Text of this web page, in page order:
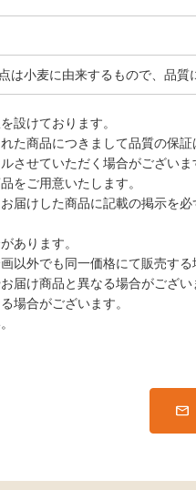
は小麦に由来するもので、品
設けております。
た商品につきまして品質の保証
させていただく場合がございま
をご用意いたします。
届けした商品に記載の掲示を必
あります。
以外でも同一価格にて販売する
届け商品と異なる場合がござい
場合がございます。